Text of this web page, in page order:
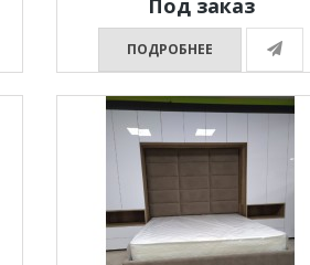
Под заказ
ПОДРОБНЕЕ